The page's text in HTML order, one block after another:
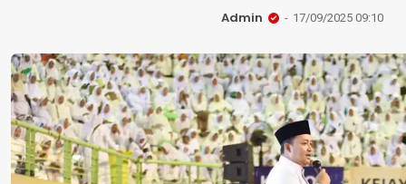
Admin 17/09/2025 09:10